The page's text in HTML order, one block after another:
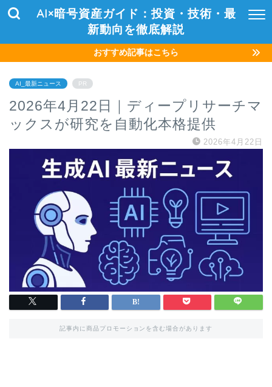
AI×暗号資産ガイド：投資・技術・最
新動向を徹底解説
おすすめ記事はこちら
AI_最新ニュース PR
2026年4月22日｜ディープリサーチマ
ックスが研究を自動化本格提供
2026年4月22日
記事内に商品プロモーションを含む場合があります